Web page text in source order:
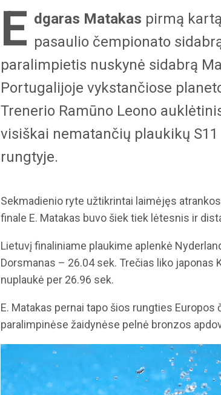
E dgaras Matakas pirmą
pasaulio čempionato
paralimpietis nuskynė sidabrą
Portugalijoje vykstančiose
Trenerio Ramūno Leono
visiškai nematančių plaukikų
rungtyje.
Sekmadienio ryte užtikrintai laimėjęs
finale E. Matakas buvo šiek tiek lėtesnis ir
Lietuvį finaliniame plaukime aplenkė
Dorsmanas – 26.04 sek. Trečias liko japonas
nuplaukė per 26.96 sek.
E. Matakas pernai tapo šios rungties Europos
paralimpinėse žaidynėse pelnė bronzos